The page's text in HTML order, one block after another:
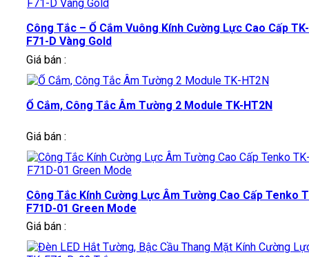
Công Tắc – Ổ Cắm Vuông Kính Cường Lực Cao Cấp TK-
F71-D Vàng Gold
Giá bán :
Ổ Cắm, Công Tắc Âm Tường 2 Module TK-HT2N
Giá bán :
Công Tắc Kính Cường Lực Âm Tường Cao Cấp Tenko
F71D-01 Green Mode
Giá bán :